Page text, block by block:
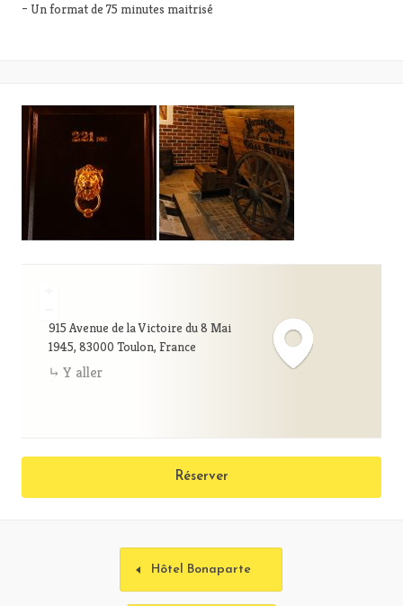
– Un format de 75 minutes maitrisé
915 Avenue de la Victoire du 8 Mai
1945, 83000 Toulon, France
Y aller
Réserver
Hôtel Bonaparte